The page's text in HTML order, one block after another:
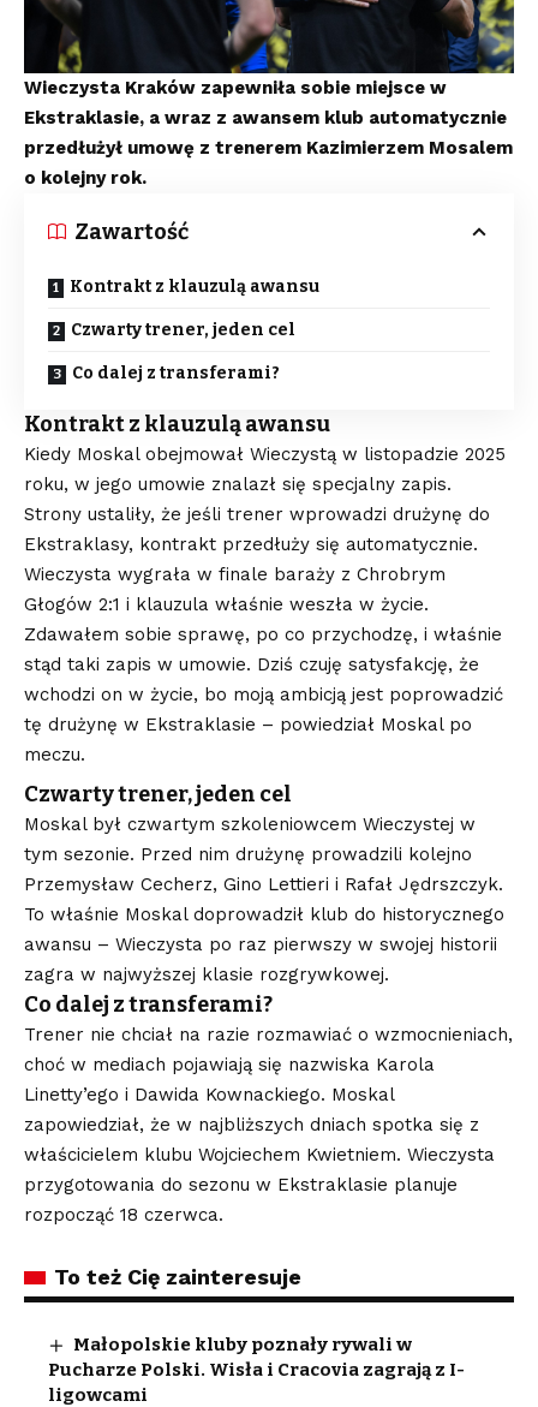
Wieczysta Kraków zapewniła sobie miejsce w
Ekstraklasie, a wraz z awansem klub automatycznie
przedłużył umowę z trenerem Kazimierzem Mosalem
o kolejny rok.
Zawartość
Kontrakt z klauzulą awansu
Czwarty trener, jeden cel
Co dalej z transferami?
Kontrakt z klauzulą awansu
Kiedy Moskal obejmował Wieczystą w listopadzie 2025
roku, w jego umowie znalazł się specjalny zapis.
Strony ustaliły, że jeśli trener wprowadzi drużynę do
Ekstraklasy, kontrakt przedłuży się automatycznie.
Wieczysta wygrała w finale baraży z Chrobrym
Głogów 2:1 i klauzula właśnie weszła w życie.
Zdawałem sobie sprawę, po co przychodzę, i właśnie
stąd taki zapis w umowie. Dziś czuję satysfakcję, że
wchodzi on w życie, bo moją ambicją jest poprowadzić
tę drużynę w Ekstraklasie – powiedział Moskal po
meczu.
Czwarty trener, jeden cel
Moskal był czwartym szkoleniowcem Wieczystej w
tym sezonie. Przed nim drużynę prowadzili kolejno
Przemysław Cecherz, Gino Lettieri i Rafał Jędrszczyk.
To właśnie Moskal doprowadził klub do historycznego
awansu – Wieczysta po raz pierwszy w swojej historii
zagra w najwyższej klasie rozgrywkowej.
Co dalej z transferami?
Trener nie chciał na razie rozmawiać o wzmocnieniach,
choć w mediach pojawiają się nazwiska Karola
Linetty’ego i Dawida Kownackiego. Moskal
zapowiedział, że w najbliższych dniach spotka się z
właścicielem klubu Wojciechem Kwietniem. Wieczysta
przygotowania do sezonu w Ekstraklasie planuje
rozpocząć 18 czerwca.
To też Cię zainteresuje
Małopolskie kluby poznały rywali w
Pucharze Polski. Wisła i Cracovia zagrają z I-
ligowcami